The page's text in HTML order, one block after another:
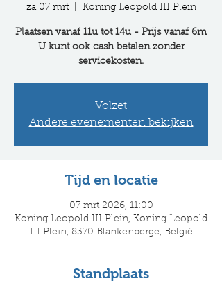
za 07 mrt
  |
Koning Leopold III Plein
Plaatsen vanaf 11u tot 14u - Prijs vanaf 6m
U kunt ook cash betalen zonder
servicekosten.
Volzet
Andere evenementen bekijken
Tijd en locatie
07 mrt 2026, 11:00
Koning Leopold III Plein, Koning Leopold
III Plein, 8370 Blankenberge, België
Standplaats